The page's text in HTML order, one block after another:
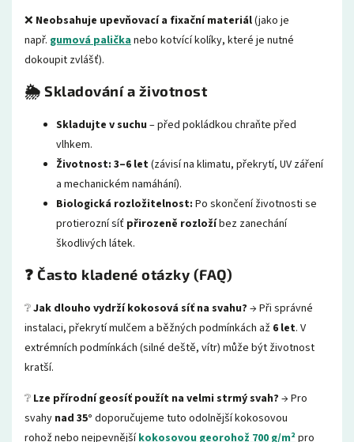
❌ Neobsahuje upevňovací a fixační materiál(jako je
např. gumová palička nebo kotvící kolíky, které je nutné
dokoupit zvlášť).
🌦️ Skladování a životnost
Skladujte v suchu – před pokládkou chraňte před
vlhkem.
Životnost: 3–6 let(závisí na klimatu, překrytí, UV záření
a mechanickém namáhání).
Biologická rozložitelnost: Po skončení životnosti se
protierozní síť přirozeně rozložíbez zanechání
škodlivých látek.
❓ Často kladené otázky (FAQ)
❔Jak dlouho vydrží kokosová síť na svahu? → Při správné
instalaci, překrytí mulčem a běžných podmínkách až 6 let. V
extrémních podmínkách (silné deště, vítr) může být životnost
kratší.
❔ Lze přírodní geosíť použít na velmi strmý svah? → Pro
svahy nad 35° doporučujeme tuto odolnější kokosovou
rohož nebo nejpevnějšíkokosovou georohož 700 g/m²pro